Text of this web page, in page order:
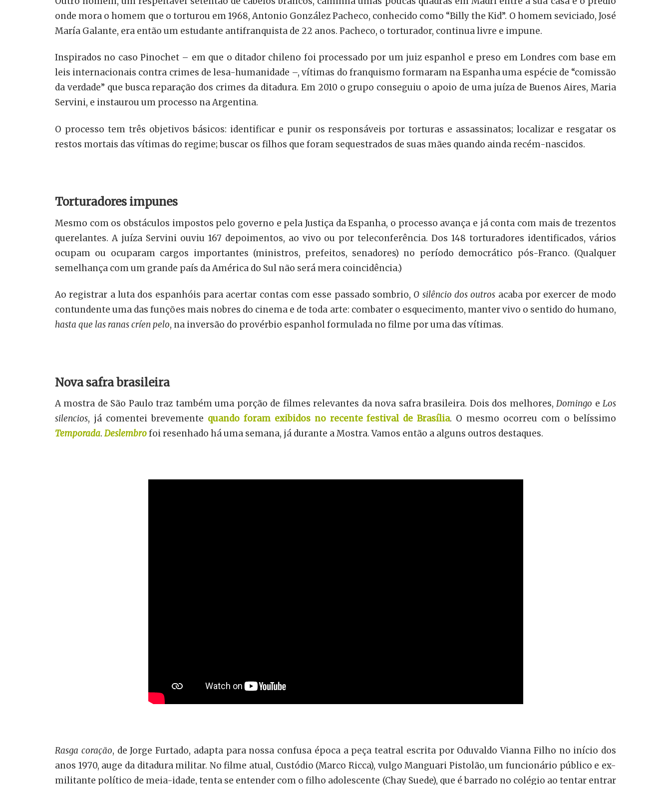
onde mora o homem que o torturou em 1968, Antonio González Pacheco, conhecido como “Billy the Kid”. O homem seviciado, José
María Galante, era então um estudante antifranquista de 22 anos. Pacheco, o torturador, continua livre e impune.
Inspirados no caso Pinochet – em que o ditador chileno foi processado por um juiz espanhol e preso em Londres com base em
leis internacionais contra crimes de lesa-humanidade –, vítimas do franquismo formaram na Espanha uma espécie de “comissão
da verdade” que busca reparação dos crimes da ditadura. Em 2010 o grupo conseguiu o apoio de uma juíza de Buenos Aires, Maria
Servini, e instaurou um processo na Argentina.
O processo tem três objetivos básicos: identificar e punir os responsáveis por torturas e assassinatos; localizar e resgatar os
restos mortais das vítimas do regime; buscar os filhos que foram sequestrados de suas mães quando ainda recém-nascidos.
Torturadores impunes
Mesmo com os obstáculos impostos pelo governo e pela Justiça da Espanha, o processo avança e já conta com mais de trezentos
querelantes. A juíza Servini ouviu 167 depoimentos, ao vivo ou por teleconferência. Dos 148 torturadores identificados, vários
ocupam ou ocuparam cargos importantes (ministros, prefeitos, senadores) no período democrático pós-Franco. (Qualquer
semelhança com um grande país da América do Sul não será mera coincidência.)
Ao registrar a luta dos espanhóis para acertar contas com esse passado sombrio, O silêncio dos outros acaba por exercer de modo
contundente uma das funções mais nobres do cinema e de toda arte: combater o esquecimento, manter vivo o sentido do humano,
hasta que las ranas críen pelo, na inversão do provérbio espanhol formulada no filme por uma das vítimas.
Nova safra brasileira
A mostra de São Paulo traz também uma porção de filmes relevantes da nova safra brasileira. Dois dos melhores,Domingo eLos
silencios, já comentei brevemente quando foram exibidos no recente festival de Brasília. O mesmo ocorreu com o belíssimo
Temporada. Deslembrofoi resenhado há uma semana, já durante a Mostra. Vamos então a alguns outros destaques.
Rasga coração, de Jorge Furtado, adapta para nossa confusa época a peça teatral escrita por Oduvaldo Vianna Filho no início dos
anos 1970, auge da ditadura militar. No filme atual, Custódio (Marco Ricca), vulgo Manguari Pistolão, um funcionário público e ex-
militante político de meia-idade, tenta se entender com o filho adolescente (Chay Suede), que é barrado no colégio ao tentar entrar